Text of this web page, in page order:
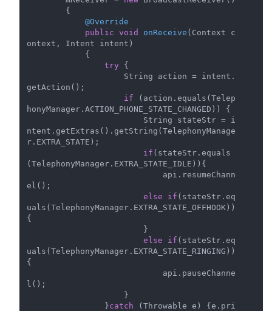
@Override
public void onReceive (Context c
ontext, Intent intent)
{
try {
getAction();
if (action.equals(Telep
honyManager.ACTION_PHONE_STATE_CHANGED)) {
ntent.getExtras().getString(TelephonyManage
r.EXTRA_STATE);
if (stateStr.equals
(TelephonyManager.EXTRA_STATE_IDLE)){
el();
else
if (stateStr.eq
uals(TelephonyManager.EXTRA_STATE_OFFHOOK))
{
else
if (stateStr.eq
uals(TelephonyManager.EXTRA_STATE_RINGING))
{
l();
                }
catch (Throwable e) {e.pri